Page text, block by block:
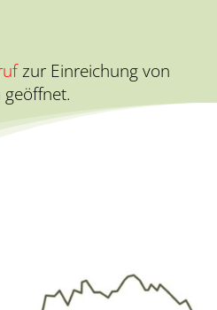
zur Einreichung von
geöffnet.